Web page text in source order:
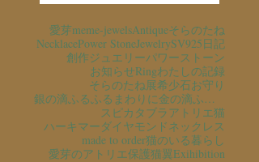
愛芽meme-jewelsAntiqueそらのたね
NecklacePower StoneJewelrySV925日記
創作ジュエリーパワーストーン
お知らせRingわたしの記録
そらのたね展希少石お守り
銀の滴ふるふるまわりに金の滴ふるふるまわりに
スピカタブラ アトリエ猫
ハーキマーダイヤモンドネックレス
made to order猫のいる暮らし
愛芽のアトリエ保護猫翼Exihibition